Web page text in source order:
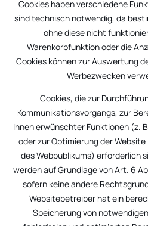
Cookies haben verschiedene
sind technisch notwendig, da
ohne diese nicht
Warenkorbfunktion oder die
Cookies können zur Auswertung
Werbezwecken
Cookies, die zur
Kommunikationsvorgangs, zur
Ihnen erwünschter Funktionen (z.
oder zur Optimierung der
des Webpublikums) erforderlich
werden auf Grundlage von Art. 6
sofern keine andere
Websitebetreiber hat ein
Speicherung von